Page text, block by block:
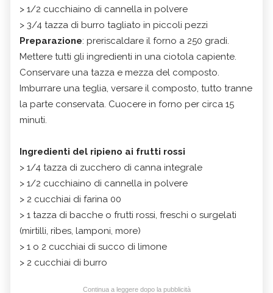
> 1/2 cucchiaino di cannella in polvere
> 3/4 tazza di burro tagliato in piccoli pezzi
Preparazione: preriscaldare il forno a 250 gradi.
Mettere tutti gli ingredienti in una ciotola capiente.
Conservare una tazza e mezza del composto.
Imburrare una teglia, versare il composto, tutto tranne
la parte conservata. Cuocere in forno per circa 15
minuti.
Ingredienti del ripieno ai frutti rossi
> 1/4 tazza di zucchero di canna integrale
> 1/2 cucchiaino di cannella in polvere
> 2 cucchiai di farina 00
> 1 tazza di bacche o frutti rossi, freschi o surgelati
(mirtilli, ribes, lamponi, more)
> 1 o 2 cucchiai di succo di limone
> 2 cucchiai di burro
Continua a leggere dopo la pubblicità